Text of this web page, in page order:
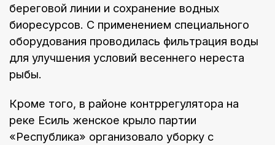
береговой линии и сохранение водных
биоресурсов. С применением специального
оборудования проводилась фильтрация воды
для улучшения условий весеннего нереста
рыбы.
Кроме того, в районе контррегулятора на
реке Есиль женское крыло партии
«Республика» организовало уборку с